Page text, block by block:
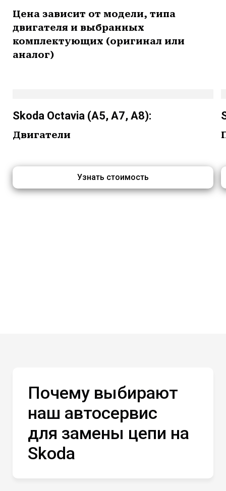
Цена зависит от модели, типа
двигателя и выбранных
комплектующих (оригинал или
аналог)
Skoda Octavia (A5, A7, A8):
Двигатели
Узнать стоимость
Почему выбирают
наш автосервис
для замены цепи на
Skoda